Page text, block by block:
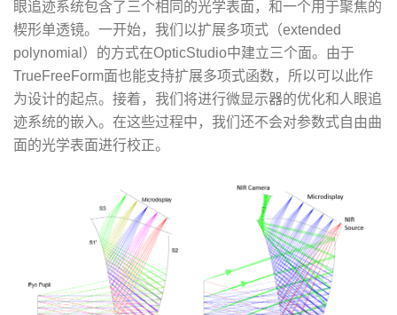
眼追迹系统包含了三个相同的光学表面，和一个用于聚焦的
楔形单透镜。一开始，我们以扩展多项式（extended
polynomial）的方式在OpticStudio中建立三个面。由于
TrueFreeForm面也能支持扩展多项式函数，所以可以此作
为设计的起点。接着，我们将进行微显示器的优化和人眼追
迹系统的嵌入。在这些过程中，我们还不会对参数式自由曲
面的光学表面进行校正。